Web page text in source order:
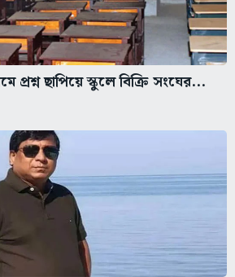
প্রশ্ন ছাপিয়ে স্কুলে বিক্রি সংঘের...